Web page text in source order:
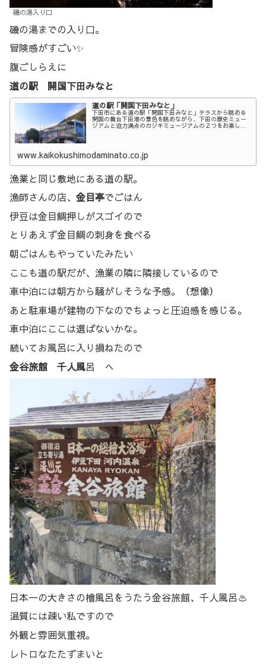
磯の湯入り口
磯の湯までの入り口。
冒険感がすごい✨
腹ごしらえに
道の駅 開国下田みなと
道の駅「開国下田みなと」
下田市にある道の駅「開国下田みなと」テラスから眺める
開国の舞台下田港の景色を眺めながら、下田の歴史ミュー
ジアムと迫力満点のカジキミュージアムの２つをお楽しみ
www.kaikokushimodaminato.co.jp
漁業と同じ敷地にある道の駅。
漁師さんの店、 金目亭でごはん
伊豆は金目鯛押しがスゴイので
とりあえず金目鯛の刺身を食べる
朝ごはんもやっていたみたい
ここも道の駅だが、漁業の隣に隣接しているので
車中泊には朝方から騒がしそうな予感。（想像）
あと駐車場が建物の下なのでちょっと圧迫感を感じる。
車中泊にここは選ばないかな。
続いてお風呂に入り損ねたので
金谷旅館 千人風呂 へ
日本一の大きさの檜風呂をうたう金谷旅館、千人風呂♨️
温質には疎い私ですので
外観と雰囲気重視。
レトロなたたずまいと